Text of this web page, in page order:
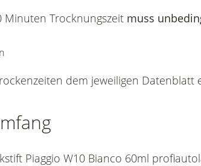
Minuten Trocknungszeit muss
dem jeweiligen Datenblatt
Piaggio W10 Bianco 60ml